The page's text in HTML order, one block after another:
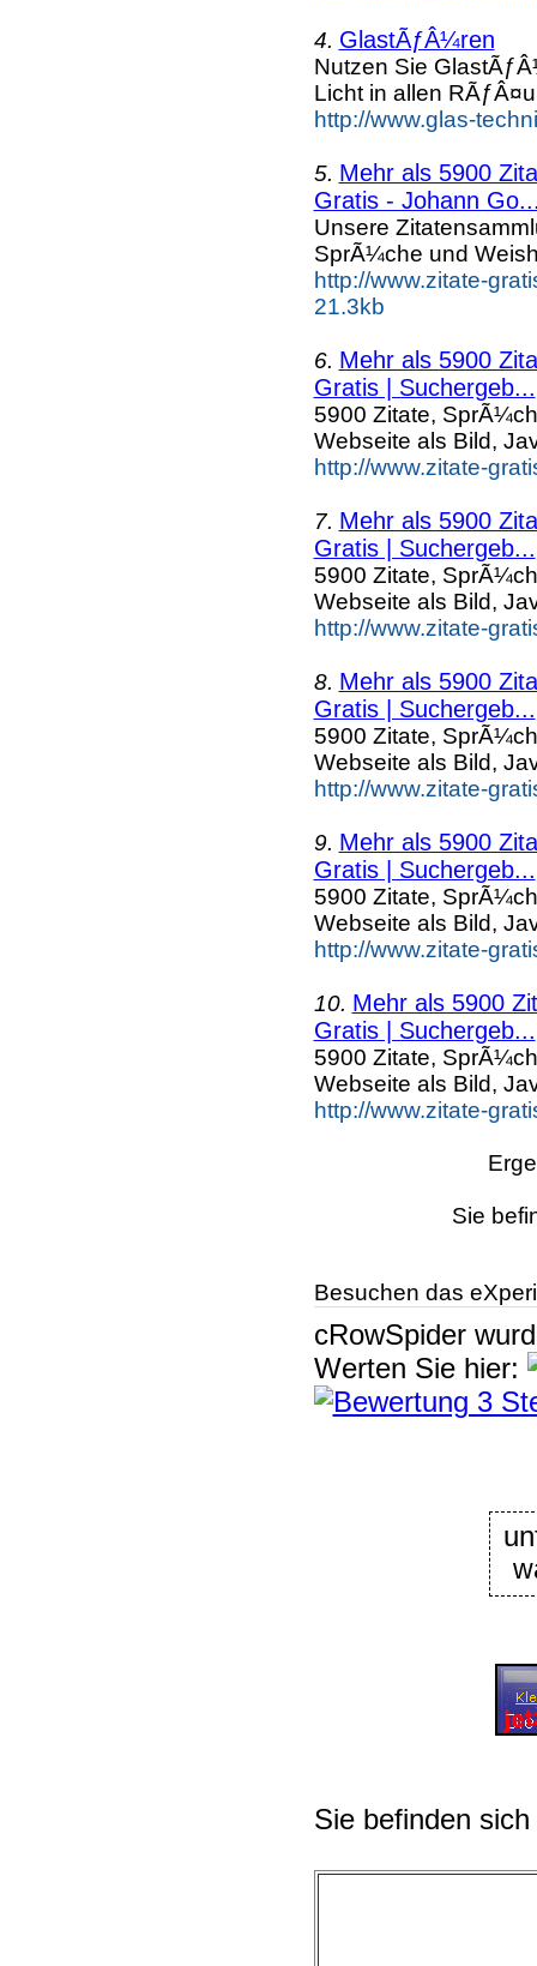
4. GlastÃƒÂ¼ren
Nutzen Sie
Licht in allen
http://www.glas-
5. Mehr als 5900
Gratis - Johann
Unsere
SprÃ¼che und
http://www.zitate-
21.3kb
6. Mehr als 5900
Gratis | Suchergeb...
5900 Zitate,
Webseite als Bild,
http://www.zitate-
7. Mehr als 5900
Gratis | Suchergeb...
5900 Zitate,
Webseite als Bild,
http://www.zitate-
8. Mehr als 5900
Gratis | Suchergeb...
5900 Zitate,
Webseite als Bild,
http://www.zitate-
9. Mehr als 5900
Gratis | Suchergeb...
5900 Zitate,
Webseite als Bild,
http://www.zitate-
10. Mehr als 5900
Gratis | Suchergeb...
5900 Zitate,
Webseite als Bild,
http://www.zitate-
Sie
Besuchen das
cRowSpider
Werten Sie hier:
Sie befinden